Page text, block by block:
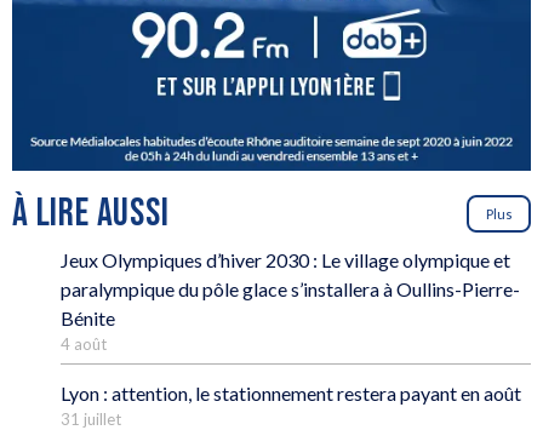
À LIRE AUSSI Plus
Jeux Olympiques d’hiver 2030 : Le village olympique et
paralympique du pôle glace s’installera à Oullins-Pierre-
Bénite
4 août
Lyon : attention, le stationnement restera payant en août
31 juillet